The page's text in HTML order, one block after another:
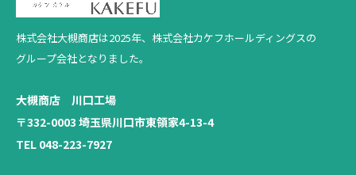
株式会社大槻商店は2025年、 株式会社カケフホールディングスの
グループ会社となりました。
大槻商店 川口工場
〒332-0003 埼玉県川口市東領家4-13-4
TEL 048-223-7927